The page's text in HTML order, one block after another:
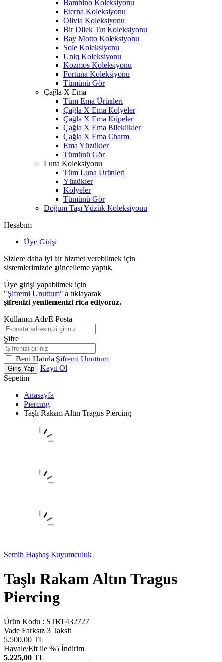
Bambino Koleksiyonu
Eterna Koleksiyonu
Olivia Koleksiyonu
Bir Dilek Tut Koleksiyonu
Bay Motto Koleksiyonu
Sole Koleksiyonu
Uniq Koleksiyonu
Kozmos Koleksiyonu
Fortuna Koleksiyonu
Tümünü Gör
Çağla X Ema
Tüm Ema Ürünleri
Çağla X Ema Kolyeler
Çağla X Ema Küpeler
Çağla X Ema Bileklikler
Çağla X Ema Charm
Ema Yüzükler
Tümünü Gör
Luna Koleksiyonu
Tüm Luna Ürünleri
Yüzükler
Kolyeler
Tümünü Gör
Doğum Taşı Yüzük Koleksiyonu
Hesabım
Üye Girişi
Sizlere daha iyi bir hizmet verebilmek için
sistemlerimizde güncelleme yaptık.
Üye girişi yapabilmek için
"Şifremi Unuttum"'a tıklayarak
şifrenizi yenilemenizi rica ediyoruz.
Kullanıcı Adı/E-Posta
Şifre
Beni Hatırla Şifremi Unuttum
Giriş Yap
Kayıt Ol
Sepetim
Anasayfa
Pıercıng
Taşlı Rakam Altın Tragus Piercing
Semih Haşhaş Kuyumculuk
Taşlı Rakam Altın Tragus
Piercing
Ürün Kodu : STRT432727
Vade Farksız 3 Taksit
5.500,00 TL
Havale/Eft ile %5 İndirim
5.225,00 TL